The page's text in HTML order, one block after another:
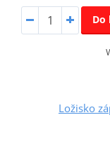
Do
Ložisko